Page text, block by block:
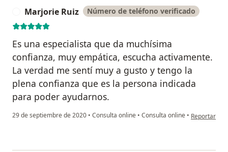
Marjorie Ruiz Número de teléfono verificado
Es una especialista que da muchísima
confianza, muy empática, escucha activamente.
La verdad me sentí muy a gusto y tengo la
plena confianza que es la persona indicada
para poder ayudarnos.
29 de septiembre de 2020 • Consulta online • Consulta online • en opinión
Reportar